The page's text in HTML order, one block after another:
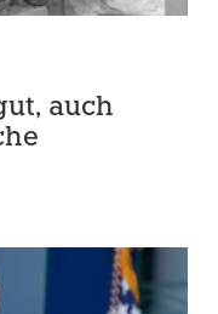
auch